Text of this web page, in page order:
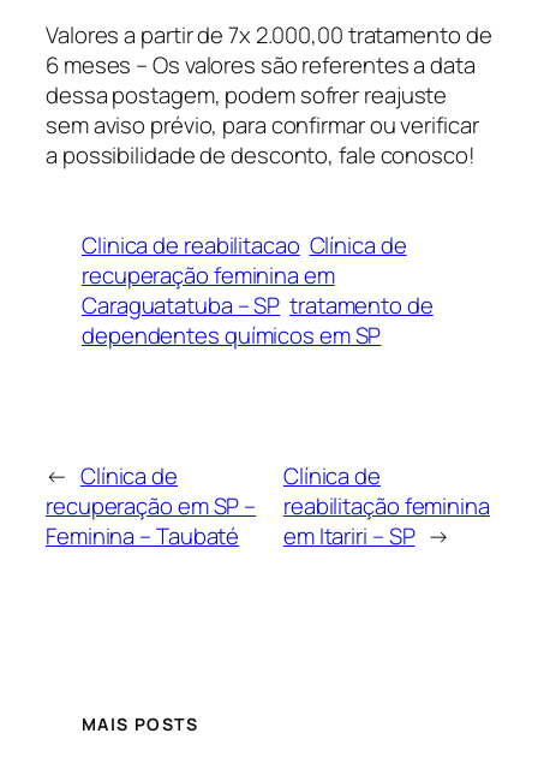
Valores a partir de 7x 2.000,00 tratamento de
6 meses – Os valores são referentes a data
dessa postagem, podem sofrer reajuste
sem aviso prévio, para confirmar ou verificar
a possibilidade de desconto, fale conosco!
Clinica de reabilitacao Clínica de
recuperação feminina em
Caraguatatuba – SP tratamento de
dependentes químicos em SP
← Clínica de
recuperação em SP –
Feminina – Taubaté
Clínica de
reabilitação feminina
em Itariri – SP →
MAIS POSTS